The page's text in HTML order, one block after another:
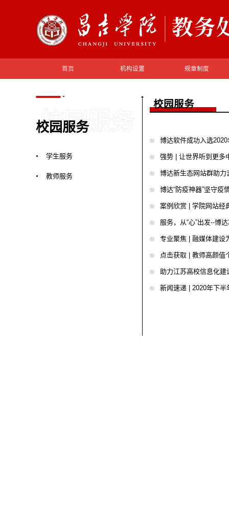
首页 机构设置 规章制度
校园服务
校园服务
学生服务
教师服务
校园服务
博达软件成功入选
强势 | 让世界听到更多
博达新生态网站群助力
博达“防疫神器”坚守疫
案例欣赏 | 学院网站经
服务，从“心”出发--博
专业聚焦 | 融媒体建设
点击获取 | 教师高颜值
助力江苏高校信息化建
新闻速递 | 2020年下